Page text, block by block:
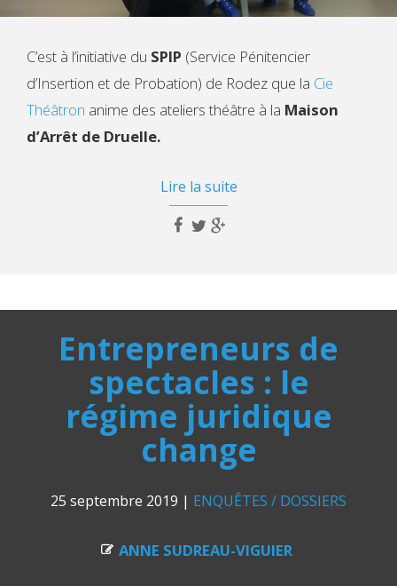
C’est à l’initiative du SPIP (Service Pénitencier
d’Insertion et de Probation) de Rodez que la Cie
Théâtron anime des ateliers théâtre à la Maison
d’Arrêt de Druelle.
Lire la suite
Entrepreneurs de
spectacles : le
régime juridique
change
25 septembre 2019 | ENQUÊTES / DOSSIERS
ANNE SUDREAU-VIGUIER